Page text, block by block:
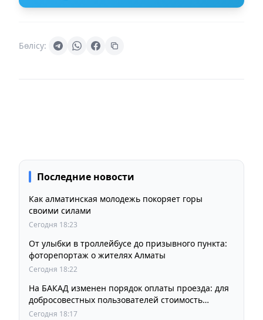
Бөлісу:
Последние новости
Как алматинская молодежь покоряет горы
своими силами
Сегодня 18:23
От улыбки в троллейбусе до призывного пункта:
фоторепортаж о жителях Алматы
Сегодня 18:22
На БАКАД изменен порядок оплаты проезда: для
добросовестных пользователей стоимость
остается прежней
Сегодня 18:17